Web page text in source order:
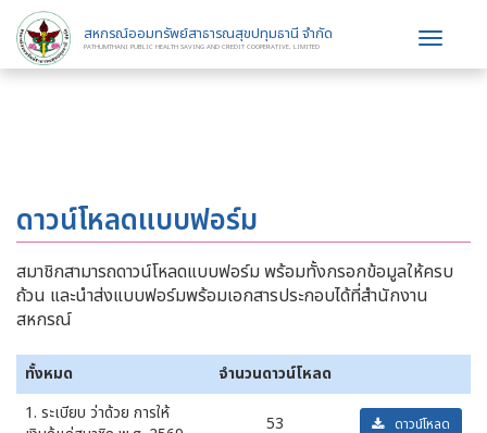
สหกรณ์ออมทรัพย์สาธารณสุขปทุมธานี จำกัด
PATHUMTHANI PUBLIC HEALTH SAVING AND CREDIT COOPERATIVE, LIMITED
Toggle
ดาวน์โหลดแบบฟอร์ม
สมาชิกสามารถดาวน์โหลดแบบฟอร์ม พร้อมทั้งกรอกข้อมูลให้ครบ
ถ้วน และนำส่งแบบฟอร์มพร้อมเอกสารประกอบได้ที่สำนักงาน
สหกรณ์
ทั้งหมด
จำนวนดาวน์โหลด
1. ระเบียบ ว่าด้วย การให้
53 ดาวน์โหลด